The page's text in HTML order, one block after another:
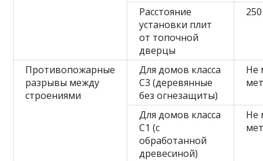
Расстояние
установки плит
от топочной
дверцы
Противопожарные
разрывы между
строениями
Для домов класса
С3 (деревянные
без огнезащиты)
Не
Для домов класса
С1 (с
обработанной
древесиной)
Не